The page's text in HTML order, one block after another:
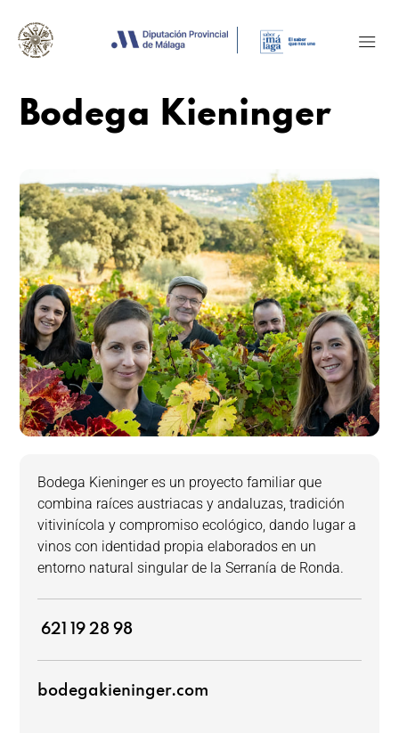
Bodega Kieninger
Bodega Kieninger es un proyecto familiar que
combina raíces austriacas y andaluzas, tradición
vitivinícola y compromiso ecológico, dando lugar a
vinos con identidad propia elaborados en un
entorno natural singular de la Serranía de Ronda.
621 19 28 98
bodegakieninger.com